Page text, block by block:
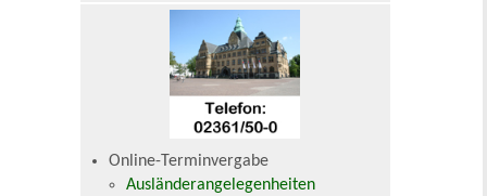
Online-Terminvergabe
Ausländerangelegenheiten